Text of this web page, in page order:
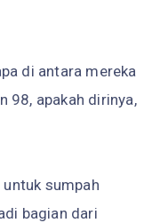
di antara mereka
98, apakah dirinya,
untuk sumpah
bagian dari